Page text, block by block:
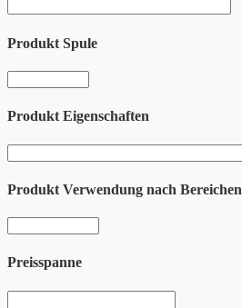
Produkt Spule
Produkt Eigenschaften
Produkt Verwendung nach Bereichen
Preisspanne